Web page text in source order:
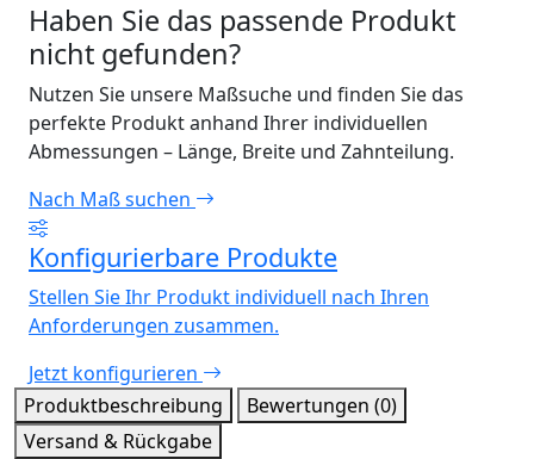
Haben Sie das passende Produkt
nicht gefunden?
Nutzen Sie unsere Maßsuche und finden Sie das
perfekte Produkt anhand Ihrer individuellen
Abmessungen – Länge, Breite und Zahnteilung.
Nach Maß suchen
Konfigurierbare Produkte
Stellen Sie Ihr Produkt individuell nach Ihren
Anforderungen zusammen.
Jetzt konfigurieren
Produktbeschreibung
Bewertungen (0)
Versand & Rückgabe